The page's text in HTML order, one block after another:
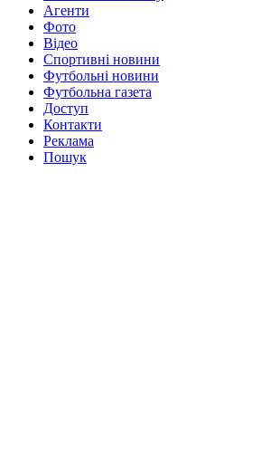
Агенти
Фото
Відео
Спортивні новини
Футбольні новини
Футбольна газета
Доступ
Контакти
Реклама
Пошук